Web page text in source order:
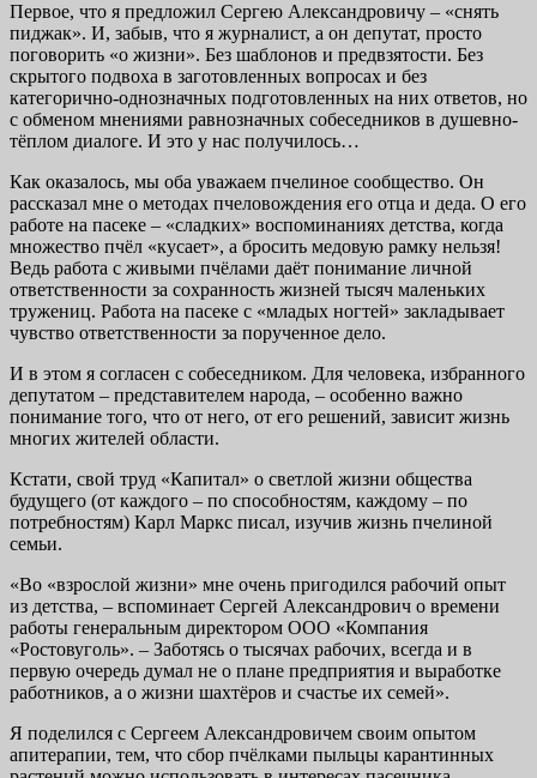
Первое, что я предложил Сергею Александровичу – «снять
пиджак». И, забыв, что я журналист, а он депутат, просто
поговорить «о жизни». Без шаблонов и предвзятости. Без
скрытого подвоха в заготовленных вопросах и без
категорично-однозначных подготовленных на них ответов, но
с обменом мнениями равнозначных собеседников в душевно-
тёплом диалоге. И это у нас получилось…
Как оказалось, мы оба уважаем пчелиное сообщество. Он
рассказал мне о методах пчеловождения его отца и деда. О его
работе на пасеке – «сладких» воспоминаниях детства, когда
множество пчёл «кусает», а бросить медовую рамку нельзя!
Ведь работа с живыми пчёлами даёт понимание личной
ответственности за сохранность жизней тысяч маленьких
тружениц. Работа на пасеке с «младых ногтей» закладывает
чувство ответственности за порученное дело.
И в этом я согласен с собеседником. Для человека, избранного
депутатом – представителем народа, – особенно важно
понимание того, что от него, от его решений, зависит жизнь
многих жителей области.
Кстати, свой труд «Капитал» о светлой жизни общества
будущего (от каждого – по способностям, каждому – по
потребностям) Карл Маркс писал, изучив жизнь пчелиной
семьи.
«Во «взрослой жизни» мне очень пригодился рабочий опыт
из детства, – вспоминает Сергей Александрович о времени
работы генеральным директором ООО «Компания
«Ростовуголь». – Заботясь о тысячах рабочих, всегда и в
первую очередь думал не о плане предприятия и выработке
работников, а о жизни шахтёров и счастье их семей».
Я поделился с Сергеем Александровичем своим опытом
апитерапии, тем, что сбор пчёлками пыльцы карантинных